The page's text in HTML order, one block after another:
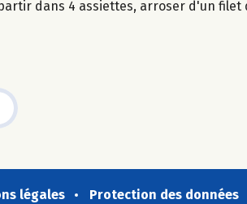
dans 4 assiettes, arroser d'un
légales Protection des données